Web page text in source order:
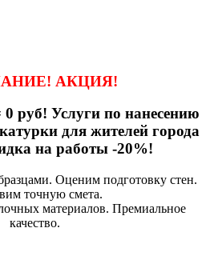
АКЦИЯ!
руб! Услуги по нанесению
для жителей города
на работы -20%!
Оценим подготовку стен.
точную смета.
материалов. Премиальное
качество.